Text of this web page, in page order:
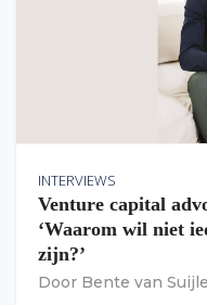
INTERVIEWS
Venture capital
‘Waarom wil niet
zijn?’
Door Bente van